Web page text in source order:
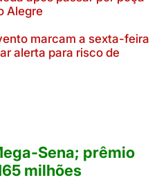
Alegre
marcam a sexta-feira
alerta para risco de
Sena; prêmio
milhões